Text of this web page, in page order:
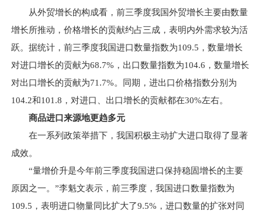
从外贸增长的构成看，前三季度我国外贸增长主要由数量
增长所推动，价格增长的贡献约占三成，表明内外需求较为活
跃。据统计，前三季度我国进口数量指数为109.5，数量增长
对进口增长的贡献为68.7%，出口数量指数为104.6，数量增长
对出口增长的贡献为71.7%。同期，进出口价格指数分别为
104.2和101.8，对进口、出口增长的贡献都在30%左右。
商品进口来源地更趋多元
在一系列政策举措下，我国积极主动扩大进口取得了显著
成效。
“量增价升是今年前三季度我国进口保持稳固增长的主要
原因之一。”李魁文表示，前三季度，我国进口数量指数为
109.5，表明进口物量同比扩大了9.5%，进口数量的扩张对同